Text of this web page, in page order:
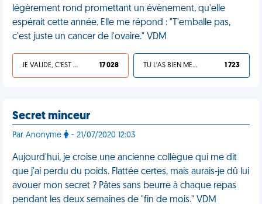
légèrement rond promettant un évènement, qu'elle
espérait cette année. Elle me répond : "T'emballe pas,
c'est juste un cancer de l'ovaire." VDM
JE VALIDE, C'EST UNE VDM 17 028 TU L'AS BIEN MÉRITÉ 1 723
Secret minceur
Par Anonyme - 21/07/2020 12:03
Aujourd'hui, je croise une ancienne collègue qui me dit
que j'ai perdu du poids. Flattée certes, mais aurais-je dû lui
avouer mon secret ? Pâtes sans beurre à chaque repas
pendant les deux semaines de "fin de mois." VDM